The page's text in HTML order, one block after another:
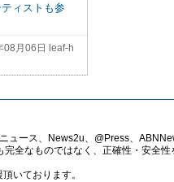
ィストも参
08月06日 leaf-h
ュース、News2u、@Press、
全なものではなく、正確性・安全
いております。